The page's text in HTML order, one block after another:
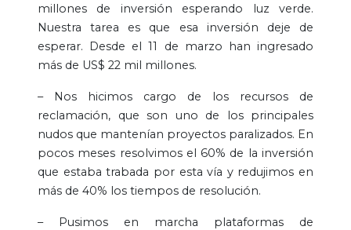
millones de inversión esperando luz verde.
Nuestra tarea es que esa inversión deje de
esperar. Desde el 11 de marzo han ingresado
más de US$ 22 mil millones.
– Nos hicimos cargo de los recursos de
reclamación, que son uno de los principales
nudos que mantenían proyectos paralizados. En
pocos meses resolvimos el 60% de la inversión
que estaba trabada por esta vía y redujimos en
más de 40% los tiempos de resolución.
– Pusimos en marcha plataformas de